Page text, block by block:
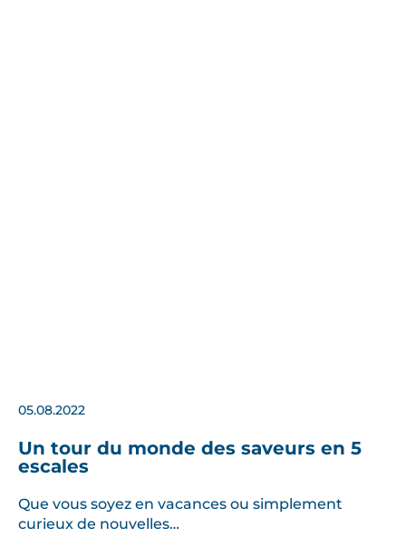
05.08.2022
Un tour du monde des saveurs en 5
escales
Que vous soyez en vacances ou simplement
curieux de nouvelles…